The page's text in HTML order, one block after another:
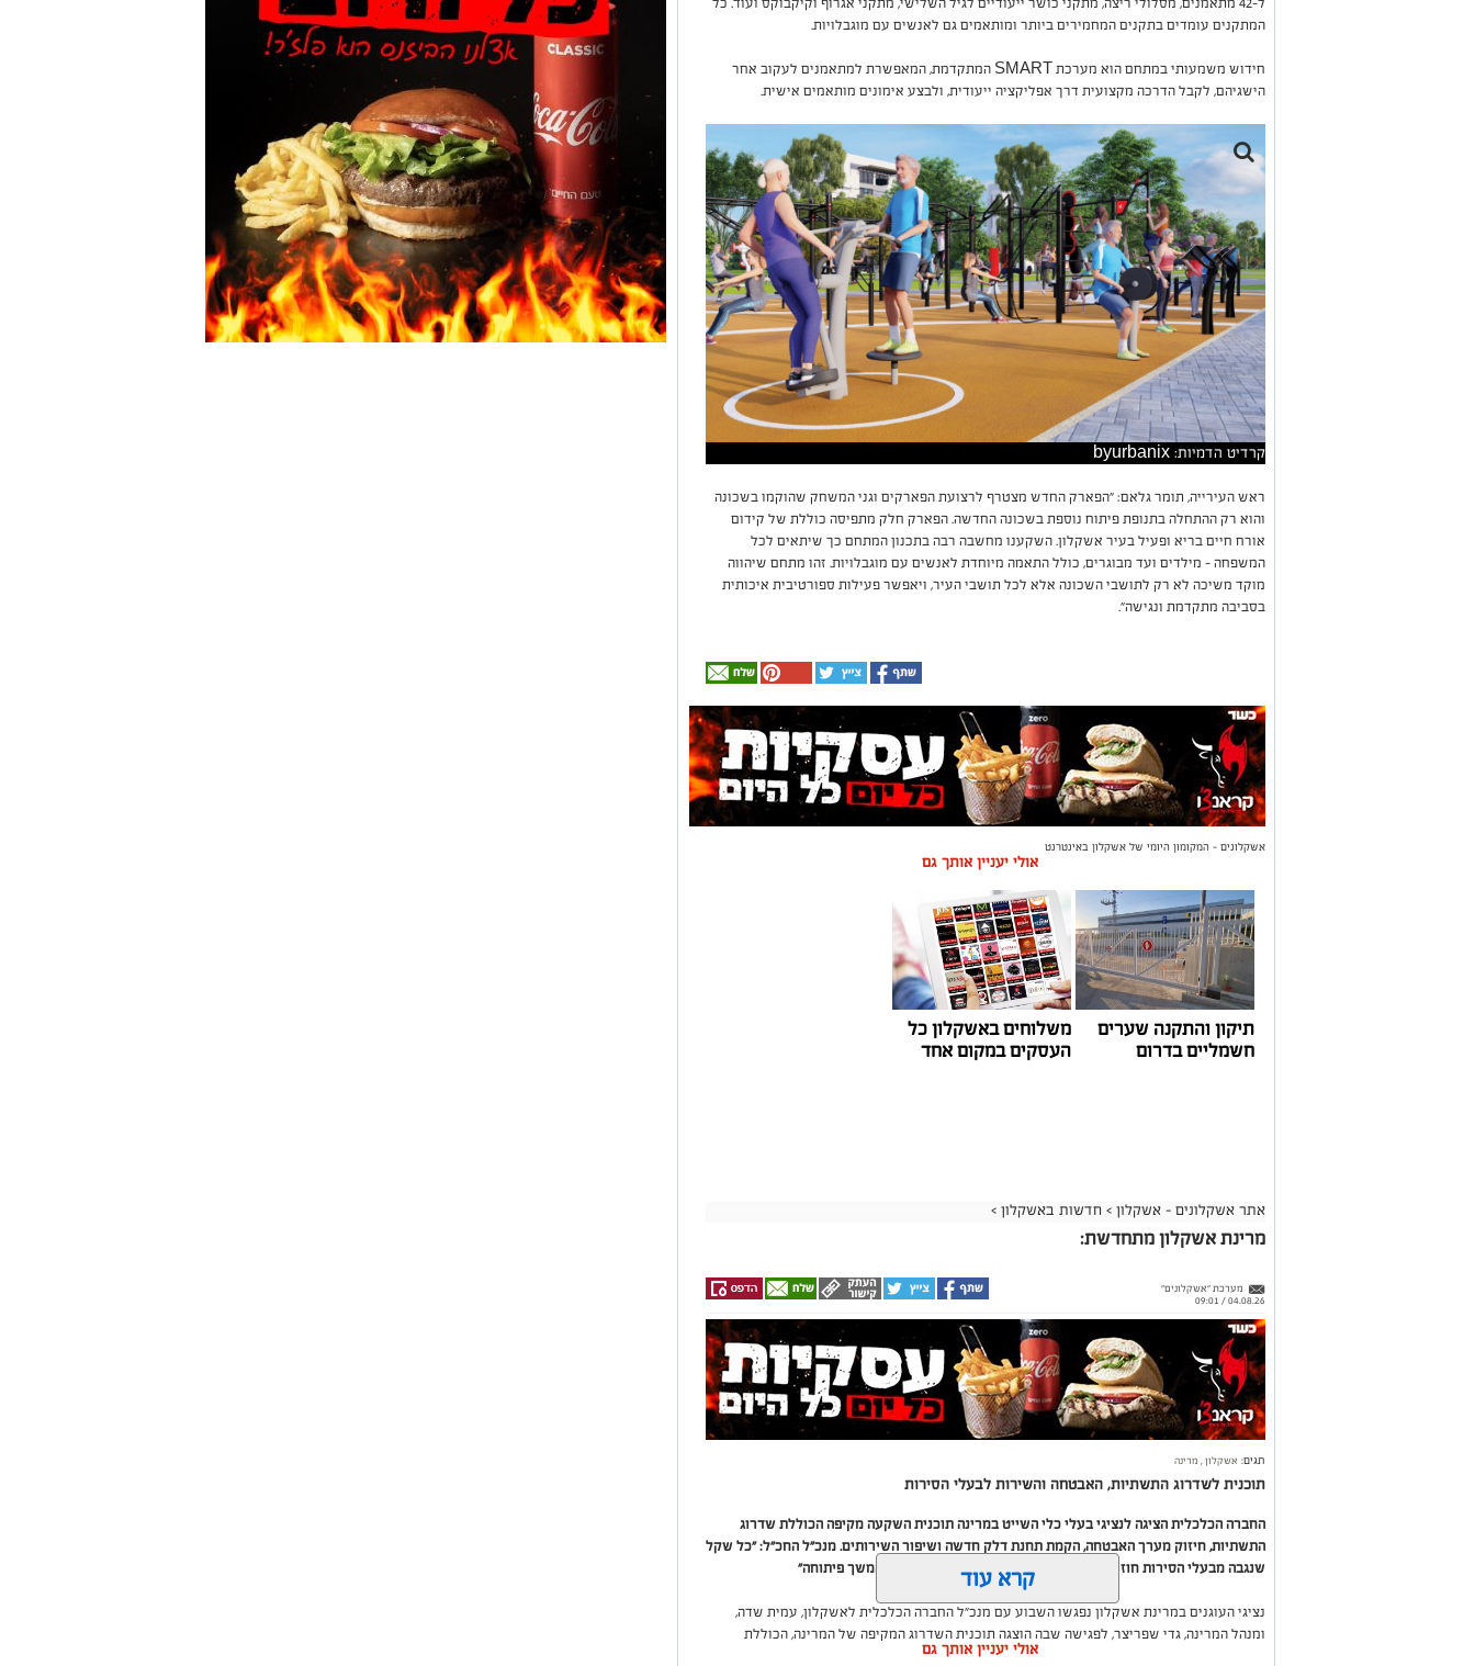
המתקנים עומדים בתקנים המחמירים ביותר ומותאמים גם לאנשים עם מוגבלויות.
חידוש משמעותי במתחם הוא מערכת SMART המתקדמת, המאפשרת למתאמנים לעקוב אחר
הישגיהם, לקבל הדרכה מקצועית דרך אפליקציה ייעודית, ולבצע אימונים מותאמים אישית.
קרדיט הדמיות: byurbanix
ראש העירייה, תומר גלאם: "הפארק החדש מצטרף לרצועת הפארקים וגני המשחק שהוקמו בשכונה
והוא רק ההתחלה בתנופת פיתוח נוספת בשכונה החדשה. הפארק חלק מתפיסה כוללת של קידום
אורח חיים בריא ופעיל בעיר אשקלון. השקענו מחשבה רבה בתכנון המתחם כך שיתאים לכל
המשפחה - מילדים ועד מבוגרים, כולל התאמה מיוחדת לאנשים עם מוגבלויות. זהו מתחם שיהווה
מוקד משיכה לא רק לתושבי השכונה אלא לכל תושבי העיר, ויאפשר פעילות ספורטיבית איכותית
בסביבה מתקדמת ונגישה״.
אשקלונים - המקומון היומי של אשקלון באינטרנט
אולי יעניין אותך גם
תיקון והתקנה שערים
חשמליים בדרום
משלוחים באשקלון כל
העסקים במקום אחד
אתר אשקלונים - אשקלון > חדשות באשקלון >
מרינת אשקלון מתחדשת:
מערכת "אשקלונים"
04.08.26 / 09:01
תגים: אשקלון, מרינה
תוכנית לשדרוג התשתיות, האבטחה והשירות לבעלי הסירות
החברה הכלכלית הציגה לנציגי בעלי כלי השייט במרינה תוכנית השקעה מקיפה הכוללת שדרוג
התשתיות, חיזוק מערך האבטחה, הקמת תחנת דלק חדשה ושיפור השירותים. מנכ"ל החכ"ל: "כל שקל
שנגבה מבעלי הסירות חוזר בחזרה אליהם באמצעות שיפור המרינה והמשך פיתוחה"
נציגי העוגנים במרינת אשקלון נפגשו השבוע עם מנכ"ל החברה הכלכלית לאשקלון, עמית שדה,
ומנהל המרינה, גדי שפריצר, לפגישה שבה הוצגה תוכנית השדרוג המקיפה של המרינה, הכוללת
השקעה בתשתיות, בביטחון, בשירותים ובפיתוח המקום לטובת ציבור בעלי הסירות.
קרא עוד
אולי יעניין אותך גם